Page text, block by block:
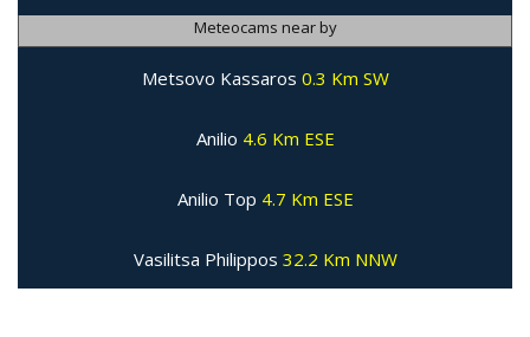
Meteocams near by
Metsovo Kassaros 0.3 Km SW
Anilio 4.6 Km ESE
Anilio Top 4.7 Km ESE
Vasilitsa Philippos 32.2 Km NNW